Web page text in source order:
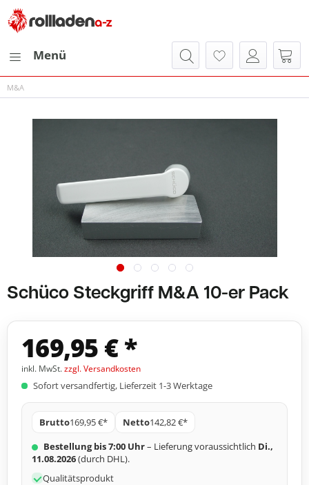
Menü
M&A
Schüco Steckgriff M&A 10-er Pack
169,95 € *
inkl. MwSt.zzgl. Versandkosten
Sofort versandfertig, Lieferzeit 1-3 Werktage
Brutto169,95 €* Netto142,82 €*
Bestellung bis 7:00 Uhr– Lieferung voraussichtlich Di.,
11.08.2026(durch DHL).
Qualitätsprodukt